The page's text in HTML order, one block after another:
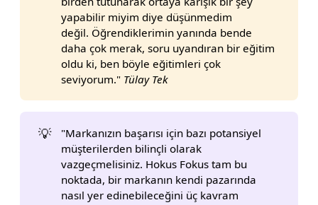
yapabilir miyim diye düşünmedim
değil. Öğrendiklerimin yanında bende
daha çok merak, soru uyandıran bir eğitim
oldu ki, ben böyle eğitimleri çok
seviyorum." Tülay Tek
💡
"Markanızın başarısı için bazı potansiyel
müşterilerden bilinçli olarak
vazgeçmelisiniz. Hokus Fokus tam bu
noktada, bir markanın kendi pazarında
nasıl yer edinebileceğini üç kavram